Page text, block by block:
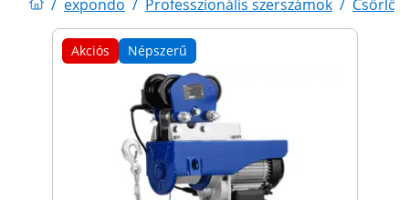
/ expondo / Professzionális szerszámok / Csörlők
Akciós Népszerű